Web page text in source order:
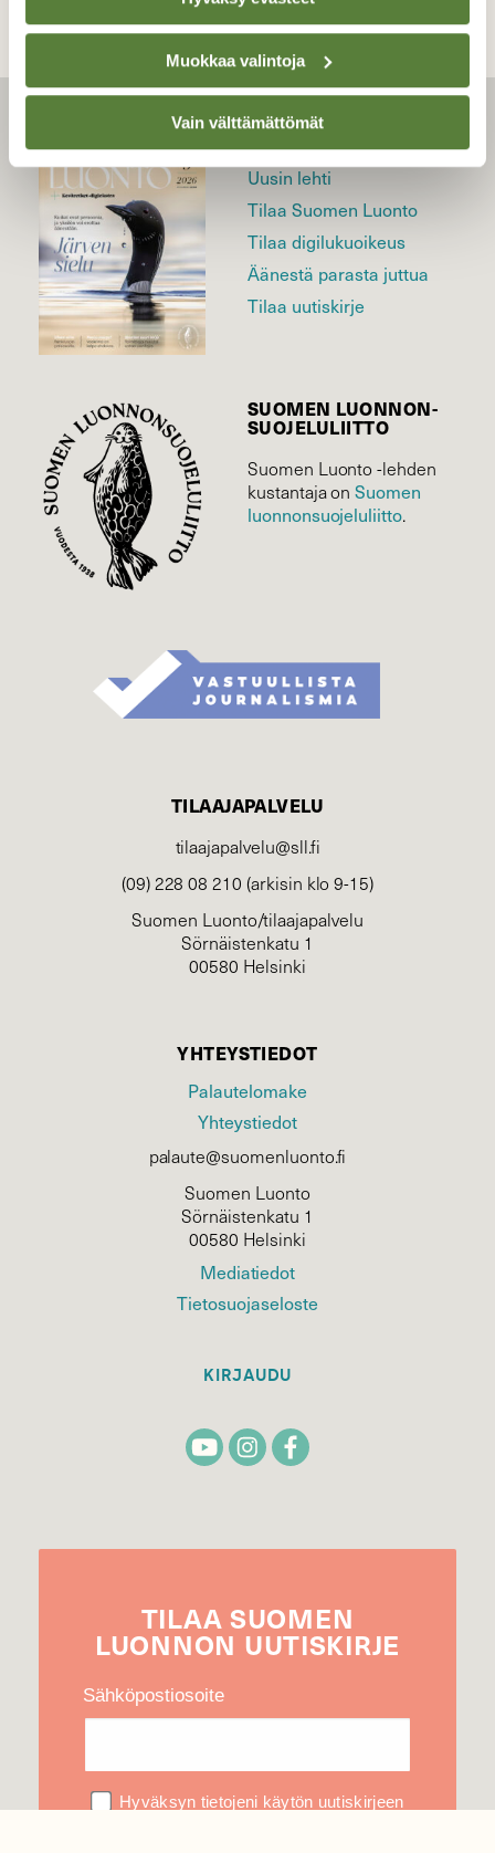
Muokkaa valintoja
Vain välttämättömät
LEHTI
Uusin lehti
Tilaa Suomen Luonto
Tilaa digilukuoikeus
Äänestä parasta juttua
Tilaa uutiskirje
SUOMEN LUONNON­
SUOJELU­LIITTO
Suomen Luonto -lehden
kustantaja onSuomen
luonnonsuojelu­liitto.
TILAAJAPALVELU
tilaajapalvelu@sll.fi
(09) 228 08 210 (arkisin klo 9-15)
Suomen Luonto/tilaajapalvelu
Sörnäistenkatu 1
00580 Helsinki
YHTEYSTIEDOT
Palautelomake
Yhteystiedot
palaute@suomenluonto.fi
Suomen Luonto
Sörnäistenkatu 1
00580 Helsinki
Mediatiedot
Tietosuojaseloste
KIRJAUDU
TILAA SUOMEN
LUONNON UUTIS­KIRJE
Sähköpostiosoite
Hyväksyn tietojeni käytön uutiskirjeen